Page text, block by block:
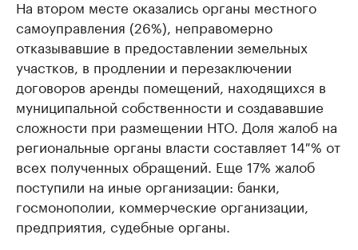
На втором месте оказались органы местного
самоуправления (26%), неправомерно
отказывавшие в предоставлении земельных
участков, в продлении и перезаключении
договоров аренды помещений, находящихся в
муниципальной собственности и создававшие
сложности при размещении НТО. Доля жалоб на
региональные органы власти составляет 14 % от
всех полученных обращений. Еще 17% жалоб
поступили на иные организации: банки,
госмонополии, коммерческие организации,
предприятия, судебные органы.